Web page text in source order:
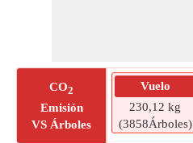
CO2
Emisión
VS Árboles
Vuelo
230,12 kg
(3858Árboles)